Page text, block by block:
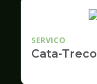
SERVICO
Cata-Treco